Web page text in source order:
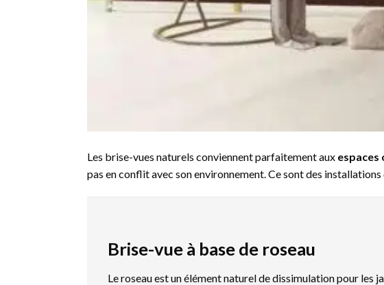
Les brise-vues naturels conviennent parfaitement aux espaces
pas en conflit avec son environnement. Ce sont des
Brise-vue à base de roseau
Le roseau est un élément naturel de dissimulation pour les